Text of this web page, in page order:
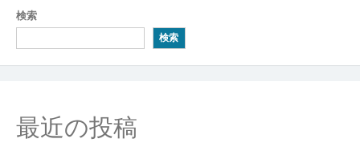
検索
検索
最近の投稿